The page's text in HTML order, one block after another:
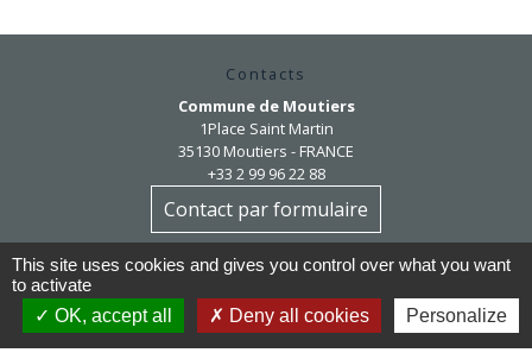
Contacts
Commune de Moutiers
1Place Saint Martin
35130 Moutiers - FRANCE
+33 2 99 96 22 88
Contact par formulaire
Horaires d'ouverture
Mardi au vendredi : 9h / 12h30
Après-midi et samedi matin sur rendez-vous
mairie@moutiers.bzh
This site uses cookies and gives you control over what you want
to activate
OK, accept all
Deny all cookies Personalize